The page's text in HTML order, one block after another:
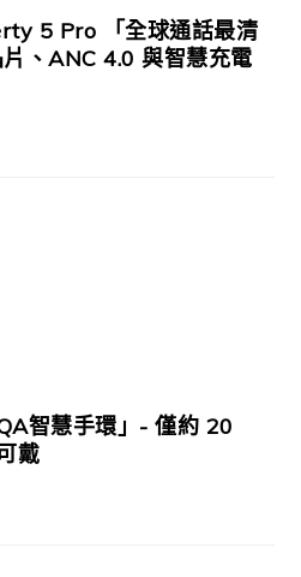
5 Pro 「全球通話最清
、ANC 4.0 與智慧充電
智慧手環」- 僅約 20
戴